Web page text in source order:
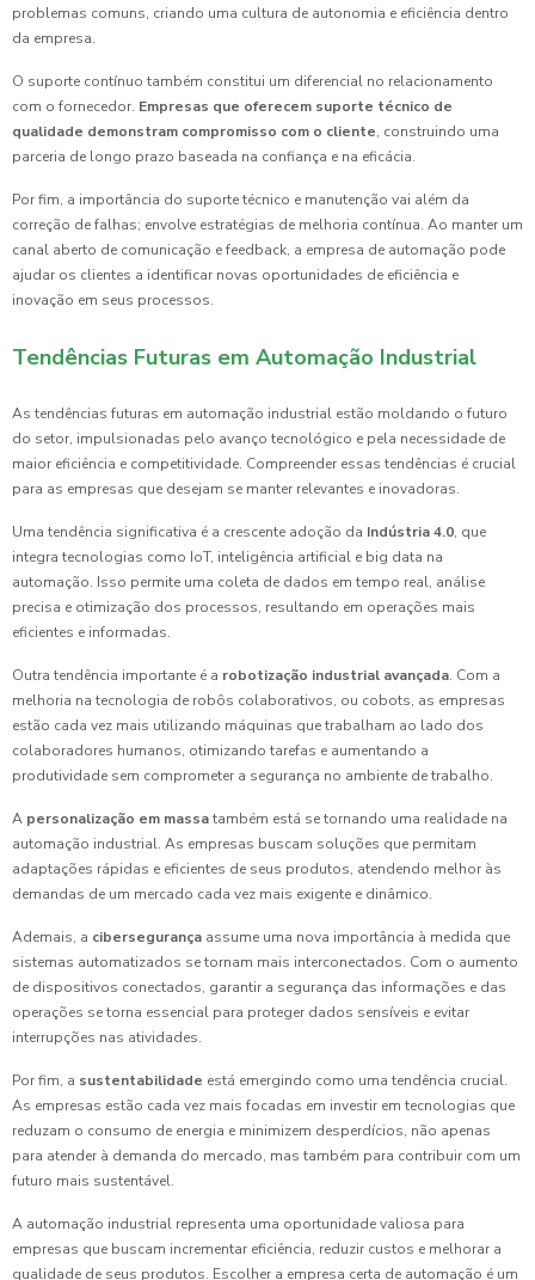
problemas comuns, criando uma cultura de autonomia e eficiência dentro
da empresa.
O suporte contínuo também constitui um diferencial no relacionamento
com o fornecedor. Empresas que oferecem suporte técnico de
qualidade demonstram compromisso com o cliente, construindo uma
parceria de longo prazo baseada na confiança e na eficácia.
Por fim, a importância do suporte técnico e manutenção vai além da
correção de falhas; envolve estratégias de melhoria contínua. Ao manter um
canal aberto de comunicação e feedback, a empresa de automação pode
ajudar os clientes a identificar novas oportunidades de eficiência e
inovação em seus processos.
Tendências Futuras em Automação Industrial
As tendências futuras em automação industrial estão moldando o futuro
do setor, impulsionadas pelo avanço tecnológico e pela necessidade de
maior eficiência e competitividade. Compreender essas tendências é crucial
para as empresas que desejam se manter relevantes e inovadoras.
Uma tendência significativa é a crescente adoção da Indústria 4.0, que
integra tecnologias como IoT, inteligência artificial e big data na
automação. Isso permite uma coleta de dados em tempo real, análise
precisa e otimização dos processos, resultando em operações mais
eficientes e informadas.
Outra tendência importante é a robotização industrial avançada. Com a
melhoria na tecnologia de robôs colaborativos, ou cobots, as empresas
estão cada vez mais utilizando máquinas que trabalham ao lado dos
colaboradores humanos, otimizando tarefas e aumentando a
produtividade sem comprometer a segurança no ambiente de trabalho.
A personalização em massatambém está se tornando uma realidade na
automação industrial. As empresas buscam soluções que permitam
adaptações rápidas e eficientes de seus produtos, atendendo melhor às
demandas de um mercado cada vez mais exigente e dinâmico.
Ademais, a cibersegurança assume uma nova importância à medida que
sistemas automatizados se tornam mais interconectados. Com o aumento
de dispositivos conectados, garantir a segurança das informações e das
operações se torna essencial para proteger dados sensíveis e evitar
interrupções nas atividades.
Por fim, a sustentabilidade está emergindo como uma tendência crucial.
As empresas estão cada vez mais focadas em investir em tecnologias que
reduzam o consumo de energia e minimizem desperdícios, não apenas
para atender à demanda do mercado, mas também para contribuir com um
futuro mais sustentável.
A automação industrial representa uma oportunidade valiosa para
empresas que buscam incrementar eficiência, reduzir custos e melhorar a
qualidade de seus produtos. Escolher a empresa certa de automação é um